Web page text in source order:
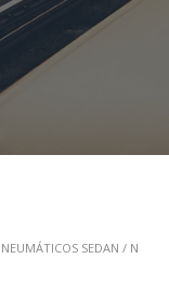
NEUMÁTICOS SEDAN / N